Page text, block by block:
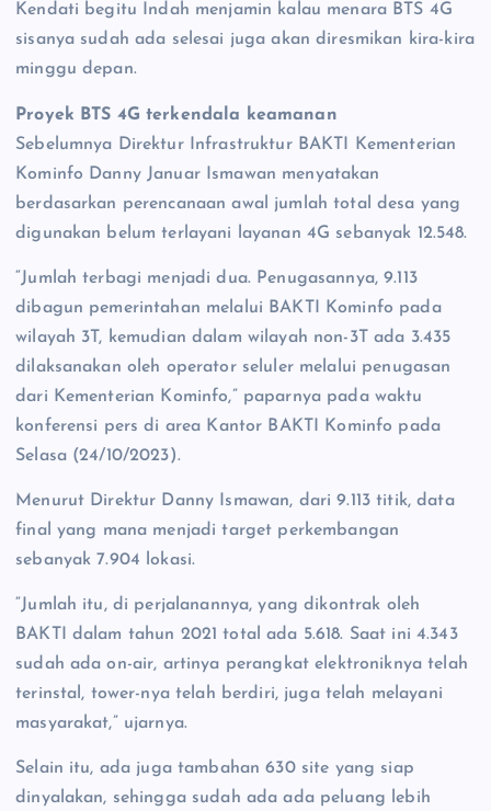
Kendati begitu Indah menjamin kalau menara BTS 4G
sisanya sudah ada selesai juga akan diresmikan kira-kira
minggu depan.
Proyek BTS 4G terkendala keamanan
Sebelumnya Direktur Infrastruktur BAKTI Kementerian
Kominfo Danny Januar Ismawan menyatakan
berdasarkan perencanaan awal jumlah total desa yang
digunakan belum terlayani layanan 4G sebanyak 12.548.
“Jumlah terbagi menjadi dua. Penugasannya, 9.113
dibagun pemerintahan melalui BAKTI Kominfo pada
wilayah 3T, kemudian dalam wilayah non-3T ada 3.435
dilaksanakan oleh operator seluler melalui penugasan
dari Kementerian Kominfo,” paparnya pada waktu
konferensi pers di area Kantor BAKTI Kominfo pada
Selasa (24/10/2023).
Menurut Direktur Danny Ismawan, dari 9.113 titik, data
final yang mana menjadi target perkembangan
sebanyak 7.904 lokasi.
“Jumlah itu, di perjalanannya, yang dikontrak oleh
BAKTI dalam tahun 2021 total ada 5.618. Saat ini 4.343
sudah ada on-air, artinya perangkat elektroniknya telah
terinstal, tower-nya telah berdiri, juga telah melayani
masyarakat,” ujarnya.
Selain itu, ada juga tambahan 630 site yang siap
dinyalakan, sehingga sudah ada ada peluang lebih